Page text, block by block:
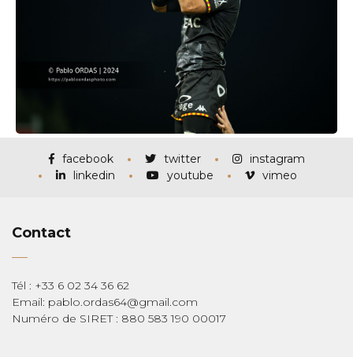
facebook twitter
instagram
linkedin
youtube vimeo
Contact
Tél : +33 6 02 34 36 62
Email: pablo.ordas64@gmail.com
Numéro de SIRET : 880 583 190 00017